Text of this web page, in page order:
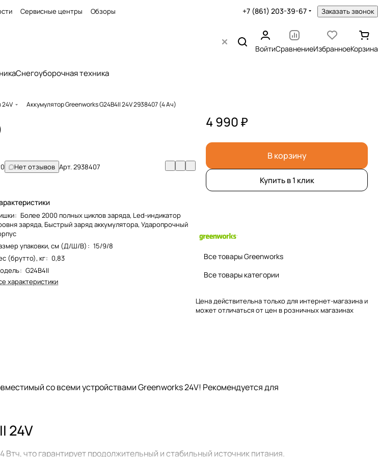
Сервисные центры Обзоры +7 (861) 203-39-67 Заказать звонок
ВойтиСравнениеИзбранноеКорзина
Снегоуборочная техника
24V Аккумулятор Greenworks G24B4II 24V 2938407 (4 Ач)
0 Нет отзывов Арт.2938407
: Более 2000 полных циклов заряда, Led-индикатор
заряда, Быстрый заряд аккумулятора, Ударопрочный
упаковки, см (Д/Ш/В) : 15/9/8
(брутто), кг: 0,83
: G24B4II
характеристики
4 990 ₽
В корзину
Купить в 1 клик
Все товары Greenworks
Все товары категории
Цена действительна только для интернет-магазина и
может отличаться от цен в розничных магазинах
со всеми устройствами Greenworks 24V! Рекомендуется для
24V
что гарантирует продолжительный и стабильный источник питания.